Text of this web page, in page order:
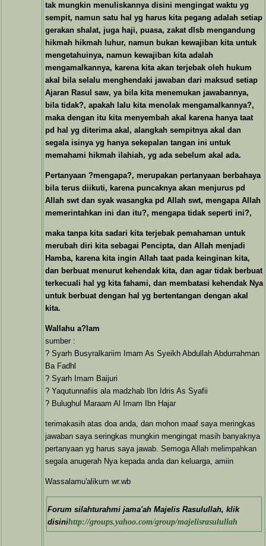
tak mungkin menuliskannya disini mengingat waktu yg
sempit, namun satu hal yg harus kita pegang adalah setiap
gerakan shalat, juga haji, puasa, zakat dlsb mengandung
hikmah hikmah luhur, namun bukan kewajiban kita untuk
mengetahuinya, namun kewajiban kita adalah
mengamalkannya, karena kita akan terjebak oleh hukum
akal bila selalu menghendaki jawaban dari maksud setiap
Ajaran Rasul saw, ya bila kita menemukan jawabannya,
bila tidak?, apakah lalu kita menolak mengamalkannya?,
maka dengan itu kita menyembah akal karena hanya taat
pd hal yg diterima akal, alangkah sempitnya akal dan
segala isinya yg hanya sekepalan tangan ini untuk
memahami hikmah ilahiah, yg ada sebelum akal ada.
Pertanyaan ?mengapa?, merupakan pertanyaan berbahaya
bila terus diikuti, karena puncaknya akan menjurus pd
Allah swt dan syak wasangka pd Allah swt, mengapa Allah
memerintahkan ini dan itu?, mengapa tidak seperti ini?,
maka tanpa kita sadari kita terjebak pemahaman untuk
merubah diri kita sebagai Pencipta, dan Allah menjadi
Hamba, karena kita ingin Allah taat pada keinginan kita,
dan berbuat menurut kehendak kita, dan agar tidak berbuat
terkecuali hal yg kita fahami, dan membatasi kehendak Nya
untuk berbuat dengan hal yg bertentangan dengan akal
kita.
Wallahu a?lam
sumber :
? Syarh Busyralkariim Imam As Syeikh Abdullah Abdurrahman
Ba Fadhl
? Syarh Imam Baijuri
? Yaqutunnafiis ala madzhab Ibn Idris As Syafii
? Bulughul Maraam Al Imam Ibn Hajar
terimakasih atas doa anda, dan mohon maaf saya meringkas
jawaban saya seringkas mungkin mengingat masih banyaknya
pertanyaan yg harus saya jawab. Semoga Allah melimpahkan
segala anugerah Nya kepada anda dan keluarga, amiin
Wassalamu'alikum wr.wb
Forum silahturahmi jama'ah Majelis Rasulullah, klik
disinihttp://groups.yahoo.com/group/majelisrasulullah